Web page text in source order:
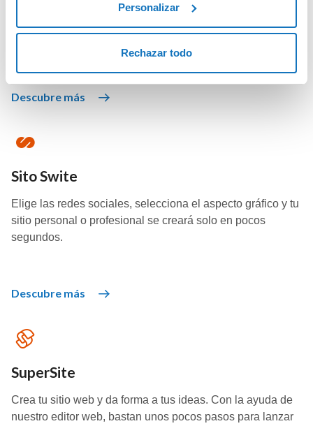
Personalizar
Rechazar todo
Utiliza WordPress, el software open source más utilizado
Descubre más
Sito Swite
Elige las redes sociales, selecciona el aspecto gráfico y tu
sitio personal o profesional se creará solo en pocos
segundos.
Descubre más
SuperSite
Crea tu sitio web y da forma a tus ideas. Con la ayuda de
nuestro editor web, bastan unos pocos pasos para lanzar